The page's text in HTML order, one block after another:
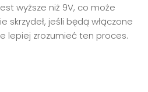
wyższe niż 9V, co może
skrzydeł, jeśli będą włączone
lepiej zrozumieć ten proces.